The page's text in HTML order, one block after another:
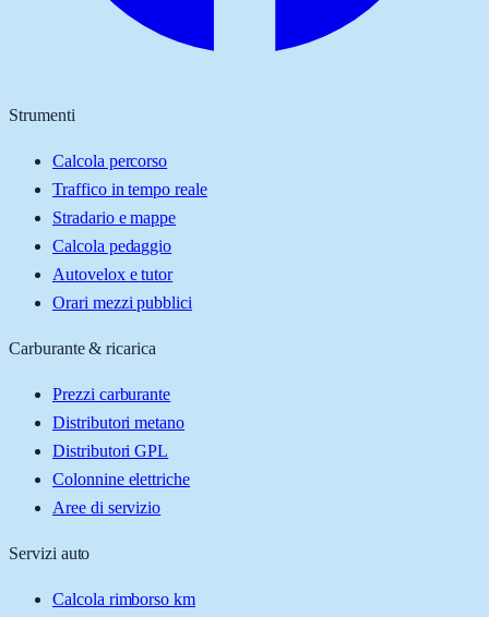
Strumenti
Calcola percorso
Traffico in tempo reale
Stradario e mappe
Calcola pedaggio
Autovelox e tutor
Orari mezzi pubblici
Carburante & ricarica
Prezzi carburante
Distributori metano
Distributori GPL
Colonnine elettriche
Aree di servizio
Servizi auto
Calcola rimborso km